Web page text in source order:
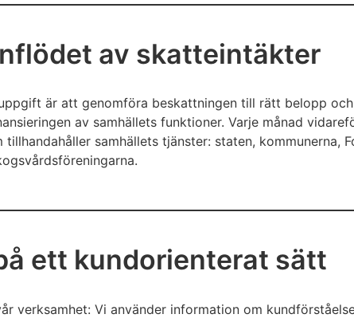
av skatteintäkter
är att genomföra beskattningen till rätt belopp
av samhällets funktioner. Varje månad
samhällets tjänster: staten, kommunerna,
ett kundorienterat sätt
verksamhet: Vi använder information om